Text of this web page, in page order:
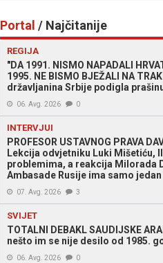
Portal / Najčitanije
REGIJA
"DA 1991. NISMO NAPADALI
1995. NE BISMO BJEŽALI NA
državljanina Srbije podigla
06. Avg. 2026 0
INTERVJUI
PROFESOR USTAVNOG PRAVA
Lekcija odvjetniku Luki Mišetiću,
problemima, a reakcija Milorada
Ambasade Rusije ima samo
07. Avg. 2026 3
SVIJET
TOTALNI DEBAKL SAUDIJSKE
nešto im se nije desilo od 1985.
06. Avg. 2026 0